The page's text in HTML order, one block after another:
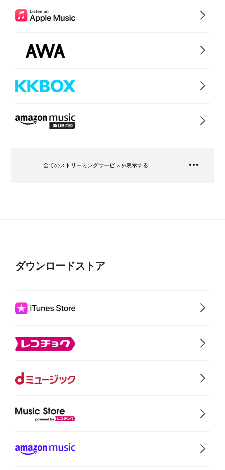
全てのストリーミングサービスを表示する
ダウンロードストア